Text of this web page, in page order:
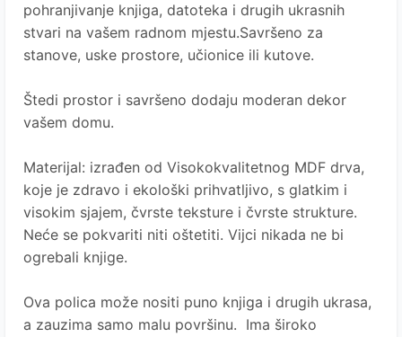
pohranjivanje knjiga, datoteka i drugih ukrasnih
stvari na vašem radnom mjestu.Savršeno za
stanove, uske prostore, učionice ili kutove.
Štedi prostor i savršeno dodaju moderan dekor
vašem domu.
Materijal: izrađen od Visokokvalitetnog MDF drva,
koje je zdravo i ekološki prihvatljivo, s glatkim i
visokim sjajem, čvrste teksture i čvrste strukture.
Neće se pokvariti niti oštetiti. Vijci nikada ne bi
ogrebali knjige.
Ova polica može nositi puno knjiga i drugih ukrasa,
a zauzima samo malu površinu. Ima široko